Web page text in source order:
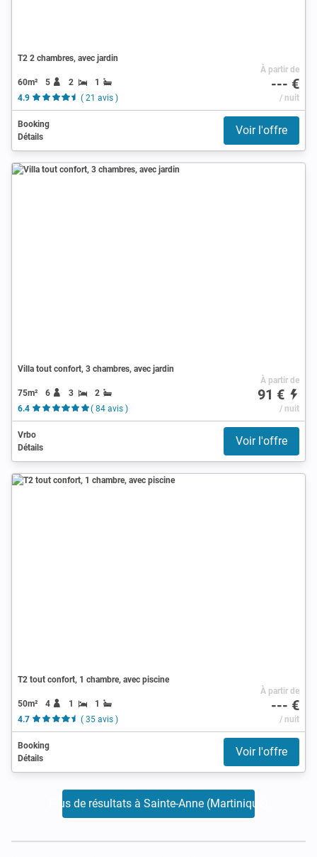
T2 2 chambres, avec jardin
60m² 5 2
1
4.9
( 21 avis )
À partir de
--- €
/ nuit
Booking
Détails
Voir l'offre
Villa tout confort, 3 chambres, avec jardin
75m² 6 3
2
6.4
( 84 avis )
À partir de
91 €
/ nuit
Vrbo
Détails
Voir l'offre
T2 tout confort, 1 chambre, avec piscine
50m² 4 1
1
4.7
( 35 avis )
À partir de
--- €
/ nuit
Booking
Détails
Voir l'offre
Plus de résultats à Sainte-Anne (Martinique)